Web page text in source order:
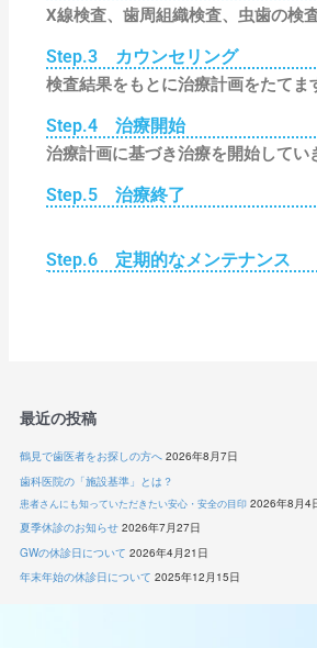
X線検査、歯周組織検査、虫歯の検
Step.3 カウンセリング
検査結果をもとに治療計画をたてま
Step.4 治療開始
治療計画に基づき治療を開始してい
Step.5 治療終了
Step.6 定期的なメンテナンス
最近の投稿
鶴見で歯医者をお探しの方へ 2026年8月7日
歯科医院の「施設基準」とは？
患者さんにも知っていただきたい安心・安全の目印 2026年8月4
夏季休診のお知らせ 2026年7月27日
GWの休診日について 2026年4月21日
年末年始の休診日について 2025年12月15日